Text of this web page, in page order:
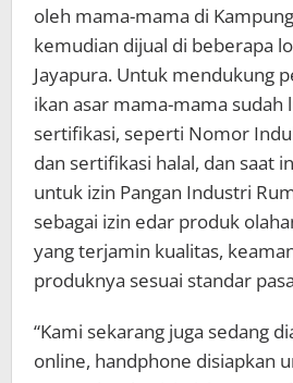
oleh mama-mama di
kemudian dijual di beberapa
Jayapura. Untuk mendukung
ikan asar mama-mama sudah
sertifikasi, seperti Nomor
dan sertifikasi halal, dan saat
untuk izin Pangan Industri
sebagai izin edar produk
yang terjamin kualitas,
produknya sesuai standar
“Kami sekarang juga sedang
online, handphone disiapkan